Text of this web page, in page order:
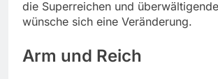
die Superreichen und
wünsche sich eine Veränderung.
Arm und Reich